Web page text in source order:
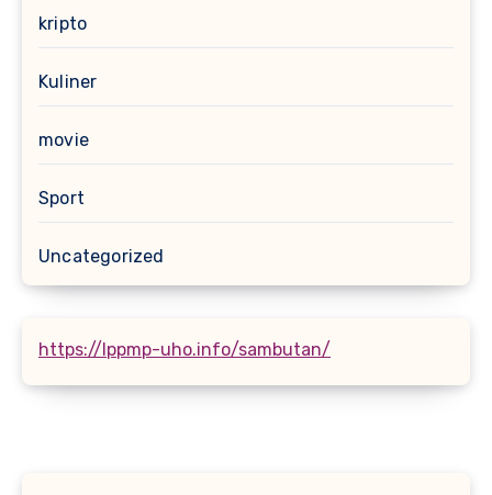
kripto
Kuliner
movie
Sport
Uncategorized
https://lppmp-uho.info/sambutan/